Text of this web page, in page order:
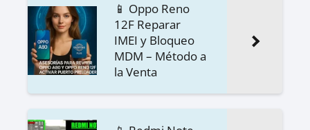
📱 Oppo Reno
12F Reparar
IMEI y Bloqueo
MDM – Método a
la Venta